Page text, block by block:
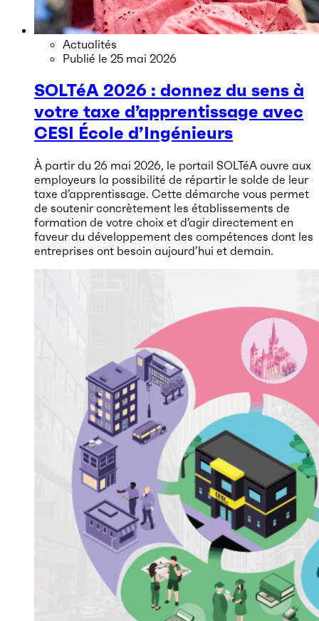
Actualités
Publié le 25 mai 2026
SOLTéA 2026 : donnez du sens à
votre taxe d’apprentissage avec
CESI École d’Ingénieurs
À partir du 26 mai 2026, le portail SOLTéA ouvre aux
employeurs la possibilité de répartir le solde de leur
taxe d’apprentissage. Cette démarche vous permet
de soutenir concrètement les établissements de
formation de votre choix et d’agir directement en
faveur du développement des compétences dont les
entreprises ont besoin aujourd’hui et demain.